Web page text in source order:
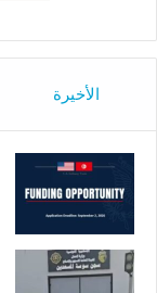
الأخيرة